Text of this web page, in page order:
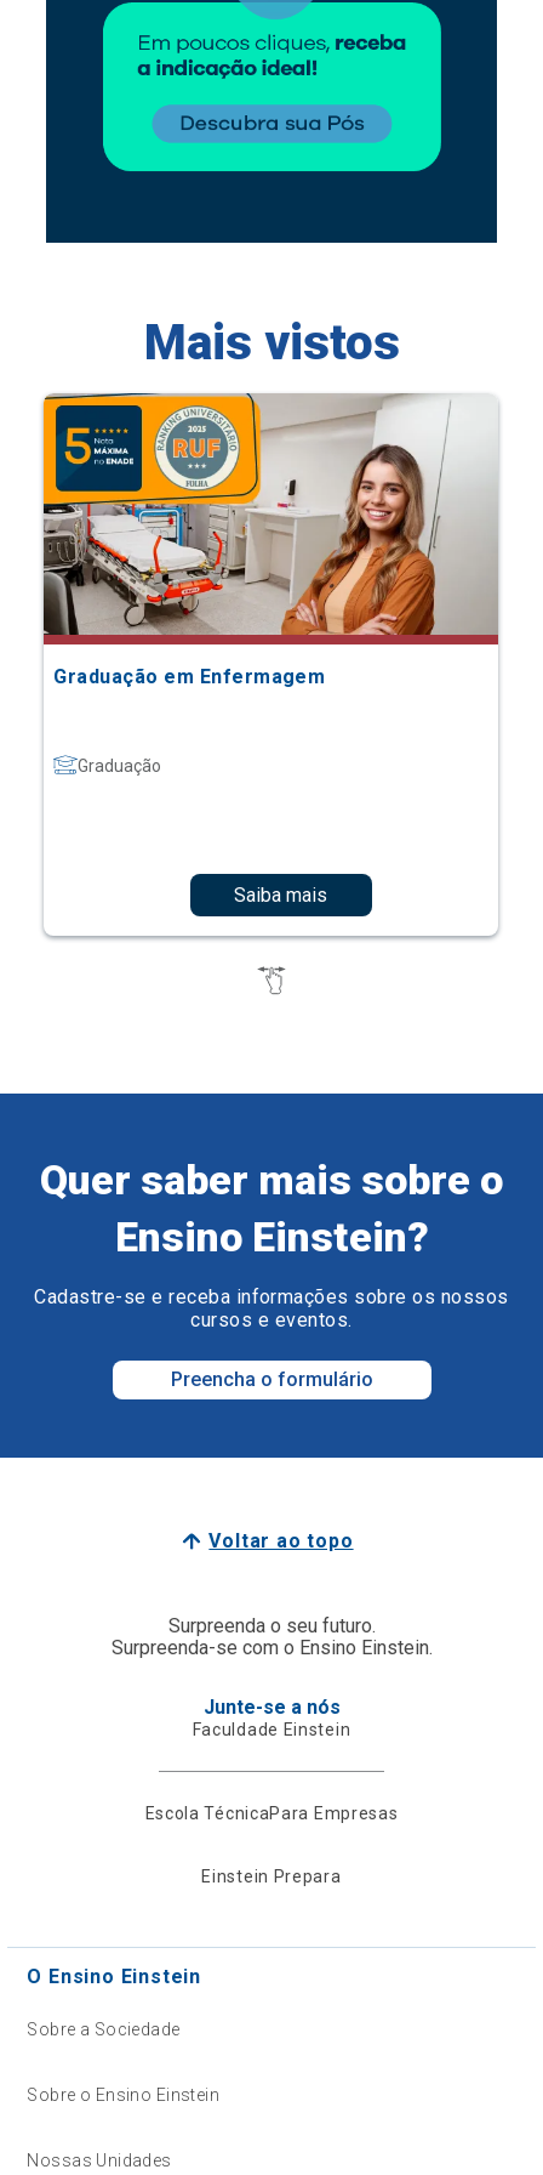
Mais vistos
Graduação em Enfermagem
Graduação
Saiba mais
Quer saber mais sobre o
Ensino Einstein?
Cadastre-se e receba informações sobre os nossos
cursos e eventos.
Preencha o formulário
Voltar ao topo
Surpreenda o seu futuro.
Surpreenda-se com o Ensino Einstein.
Junte-se a nós
Faculdade Einstein
Escola TécnicaPara Empresas
Einstein Prepara
O Ensino Einstein
Sobre a Sociedade
Sobre o Ensino Einstein
Nossas Unidades